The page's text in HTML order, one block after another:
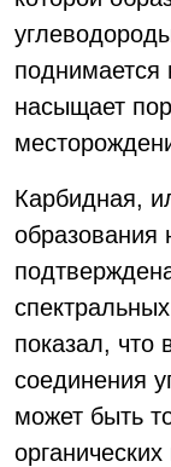
поднимается
насыщает
Карбидная,
образования
показал, что
соединения
может быть